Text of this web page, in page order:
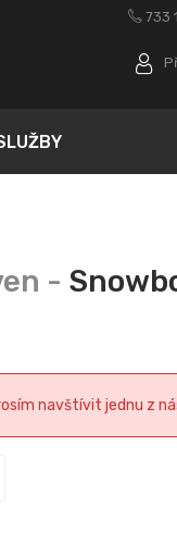
733
navštívit jednu z